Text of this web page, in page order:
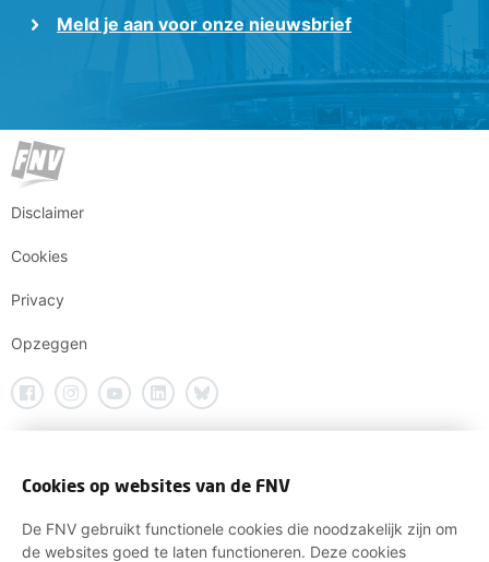
Meld je aan voor onze nieuwsbrief
Disclaimer
Cookies
Privacy
Opzeggen
Cookies op websites van de FNV
De FNV gebruikt functionele cookies die noodzakelijk zijn om
de websites goed te laten functioneren. Deze cookies